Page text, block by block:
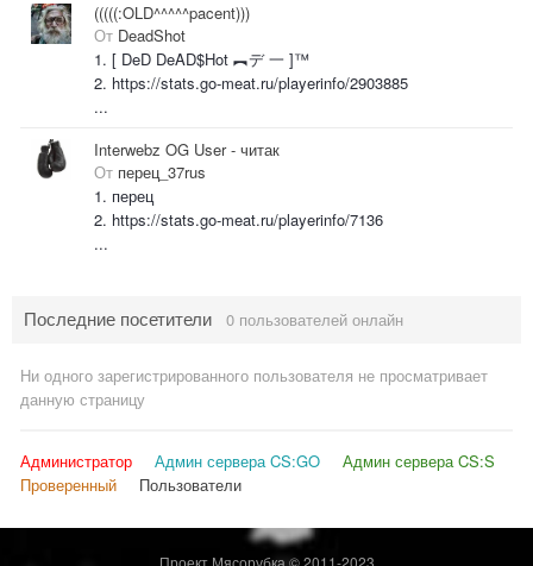
(((((:OLD^^^^^pacent)))
От DeadShot
1. [ DeD DeAD$Hot ︻デ 一 ]™
2. https://stats.go-meat.ru/playerinfo/2903885
...
Interwebz OG User - читак
От перец_37rus
1. перец
2. https://stats.go-meat.ru/playerinfo/7136
...
Последние посетители 0 пользователей онлайн
Ни одного зарегистрированного пользователя не просматривает
данную страницу
Администратор Админ сервера CS:GO
Админ сервера CS:S
Проверенный
Пользователи
Проект Мясорубка © 2011-2023